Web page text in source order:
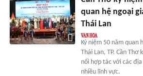
quan hệ ngoại
Thái Lan
Kỷ niệm 50 năm quan
Thái Lan, TP. Cần
nối hợp tác với các
nhiều lĩnh vực.